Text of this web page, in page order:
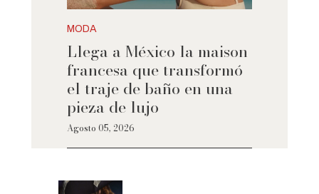
MODA
Llega a México la maison
francesa que transformó
el traje de baño en una
pieza de lujo
Agosto 05, 2026